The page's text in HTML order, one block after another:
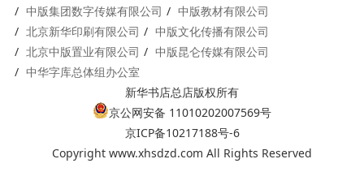
中版集团数字传媒有限公司
中版教材有限公司
北京新华印刷有限公司
中版文化传播有限公司
北京中版置业有限公司
中版昆仑传媒有限公司
中华字库总体组办公室
新华书店总店版权所有
京公网安备 11010202007569号
京ICP备10217188号-6
Copyright www.xhsdzd.com All Rights Reserved